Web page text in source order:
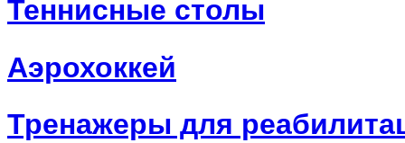
Теннисные столы
Аэрохоккей
Тренажеры для